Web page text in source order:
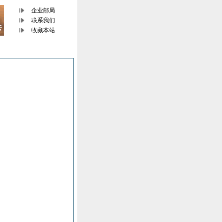
企业邮局
联系我们
收藏本站